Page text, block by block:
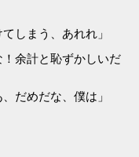
しまう、あれれ」
余計と恥ずかしいだ
めだな、僕は」